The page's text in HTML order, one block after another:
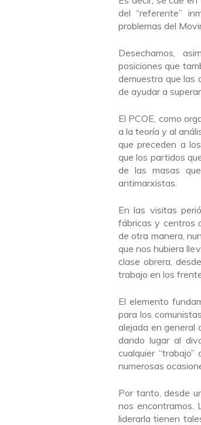
del “referente”
problemas del
Desechamos,
posiciones que
demuestra que las
de ayudar a
El PCOE, como
a la teoría y al
que preceden a
que los partidos
de las masas
antimarxistas.
En las visitas
fábricas y centros
de otra manera,
que nos hubiera
clase obrera,
trabajo en los
El elemento
para los
alejada en general
dando lugar al
cualquier
numerosas
Por tanto, desde
nos encontramos.
liderarla tienen